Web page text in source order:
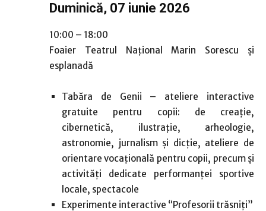
Duminică, 07 iunie 2026
10:00 – 18:00
Foaier Teatrul Național Marin Sorescu și
esplanadă
Tabăra de Genii – ateliere interactive
gratuite pentru copii: de creație,
cibernetică, ilustrație, arheologie,
astronomie, jurnalism și dicție, ateliere de
orientare vocațională pentru copii, precum și
activități dedicate performanței sportive
locale, spectacole
Experimente interactive “Profesorii trăsniți”